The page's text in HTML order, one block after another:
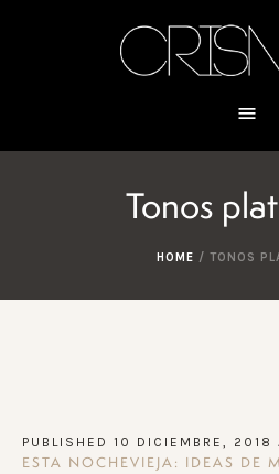
Tonos
HOME / TONOS
PUBLISHED 10 DICIEMBRE, 2018
ESTA NOCHEVIEJA: IDEAS DE